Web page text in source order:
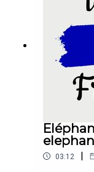
03:12 |